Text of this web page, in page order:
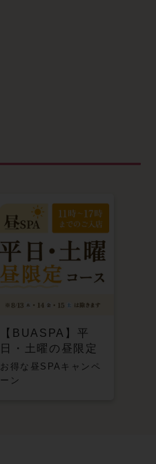
【BUASPA】平
日・土曜の昼限定
お得な昼SPAキャンペ
ーン